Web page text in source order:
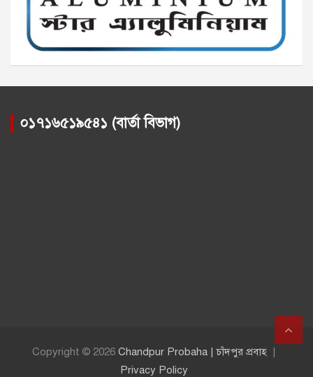
০১৭১৬৫১৯৫৪১ (বার্তা বিভাগ)
Copyright © 2026 Chandpur Probaha | চাঁদপুর প্রবাহ
Privacy Policy